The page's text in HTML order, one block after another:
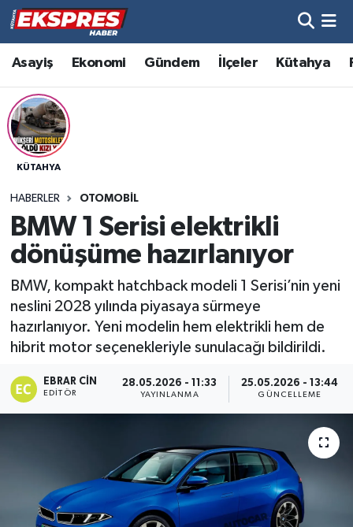
Asayiş Ekonomi Gündem İlçeler Kütahya
KÜTAHYA
HABERLER OTOMOBIL
BMW 1 Serisi elektrikli
dönüşüme hazırlanıyor
BMW, kompakt hatchback modeli 1 Serisi’nin yeni
neslini 2028 yılında piyasaya sürmeye
hazırlanıyor. Yeni modelin hem elektrikli hem de
hibrit motor seçenekleriyle sunulacağı bildirildi.
EBRAR CIN
EDITÖR
28.05.2026 - 11:33
YAYINLANMA
25.05.2026 - 13:44
GÜNCELLEME
Altıntaş
Asayiş
Aslanapa
Bölge
Çavdarhisar
Domaniç
Dumlupınar
Dünya
Emet
Hava Durumu
Trafik Durumu
Süper Lig Puan Durumu ve Fikstür
Son Dakika Haberleri
Haber Arşivi